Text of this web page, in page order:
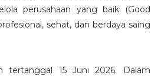
perusahaan yang baik (Good
sehat, dan berdaya saing
tertanggal 15 Juni 2026. Dalam